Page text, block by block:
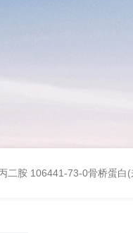
二胺 106441-73-0骨桥蛋白